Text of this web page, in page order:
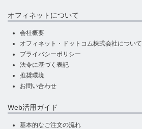
オフィネットについて
会社概要
オフィネット・ドットコム株式会社について
プライバシーポリシー
法令に基づく表記
推奨環境
お問い合わせ
Web活用ガイド
基本的なご注文の流れ